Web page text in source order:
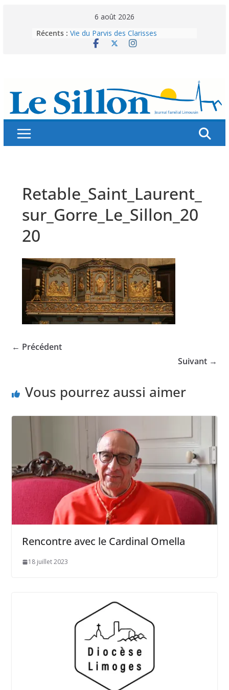
6 août 2026
Récents : Vie du Parvis des Clarisses
La brochure « Des vacances
Splendeurs murales de nos églises
Abonnez-vous ! Réabonnez-vous !
Retable_Saint_Laurent_
sur_Gorre_Le_Sillon_20
20
← Précédent
Suivant →
Vous pourrez aussi aimer
Rencontre avec le Cardinal Omella
18 juillet 2023